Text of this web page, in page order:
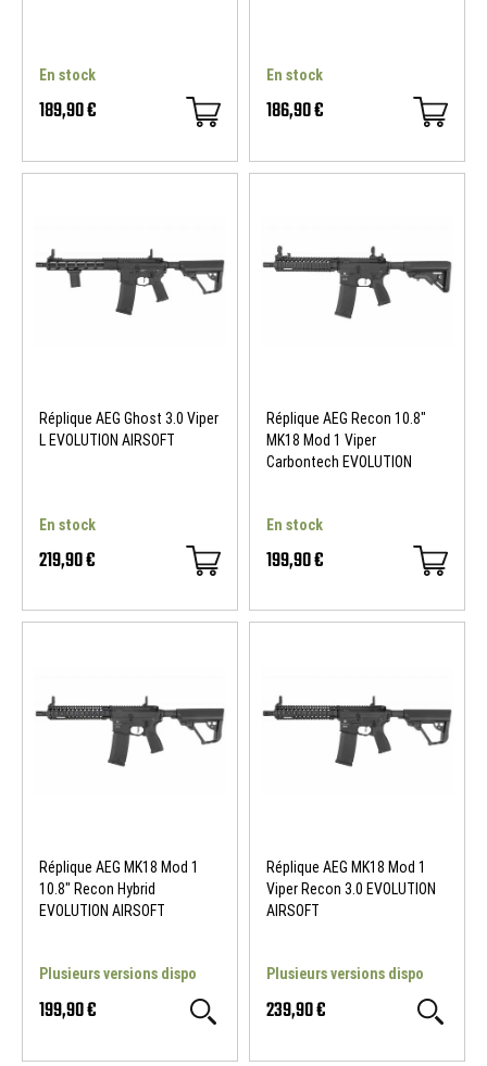
En stock
189,90 €
En stock
186,90 €
Réplique AEG Ghost 3.0 Viper
L EVOLUTION AIRSOFT
En stock
219,90 €
Réplique AEG Recon 10.8"
MK18 Mod 1 Viper
Carbontech EVOLUTION
En stock
199,90 €
Réplique AEG MK18 Mod 1
10.8" Recon Hybrid
EVOLUTION AIRSOFT
Plusieurs versions dispo
199,90 €
Réplique AEG MK18 Mod 1
Viper Recon 3.0 EVOLUTION
AIRSOFT
Plusieurs versions dispo
239,90 €